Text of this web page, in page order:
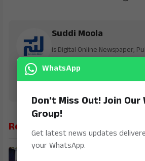
Suddi Moola
is Digital Online Newspaper,
From INDIA. Karnataka,
Updates including Politics,
Education, Sports, Science,
Related News
WhatsApp
Don't Miss Out! Join
Group!
Get latest news updates
your WhatsApp.